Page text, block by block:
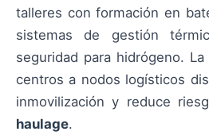
talleres con formación en
sistemas de gestión
seguridad para hidrógeno.
centros a nodos logísticos
inmovilización y reduce
haulage.